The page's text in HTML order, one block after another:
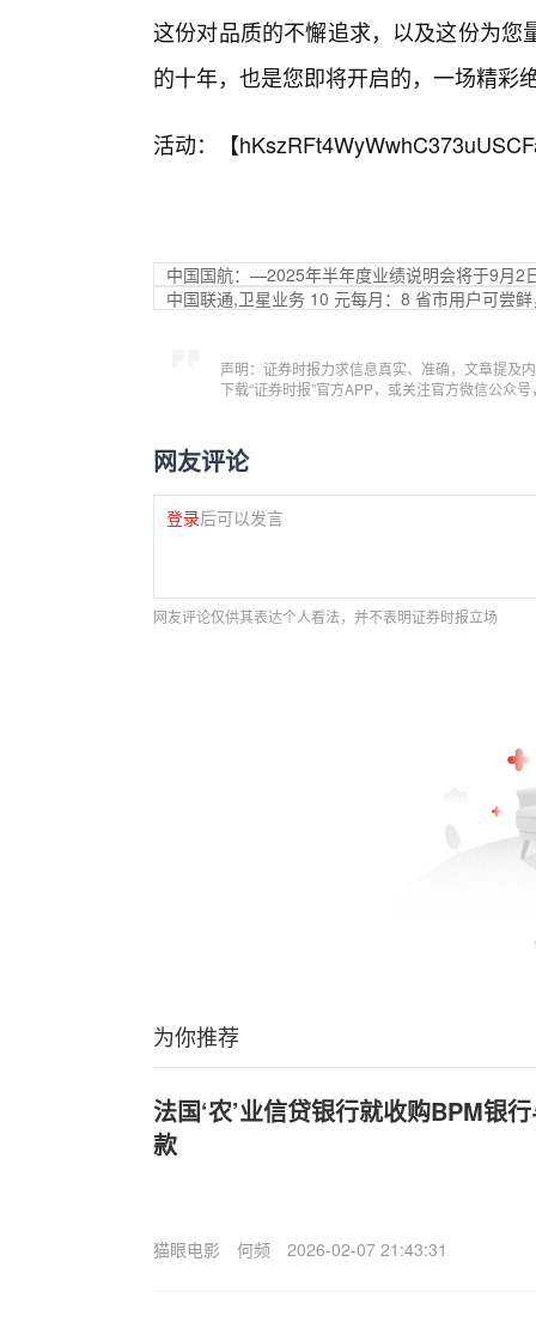
这份对品质的不懈追求，以及这份为
的十年，也是您即将开启的，一场精彩
活动：【
中国国航：—2025年半年度业绩说明会将于9月2
中国联通,卫星业务 10 元每月：8 省市用户可尝
声明：证券时报力求信息真实、准确，文章提及
下载“证券时报”官方APP，或关注官方微信公众
网友评论
登录后可以发言
网友评论仅供其表达个人看法，并不表明证券时报立场
为你推荐
法国‘农’业信贷银行就收购BPM银
款
猫眼电影 何频 2026-02-07 21:43:31